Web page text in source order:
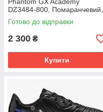
Phantom GX Academy
DZ3484-800, Помаранчевий,
Розмір (EU) - 39
Готово до відправки
2 300 ₴
Купити